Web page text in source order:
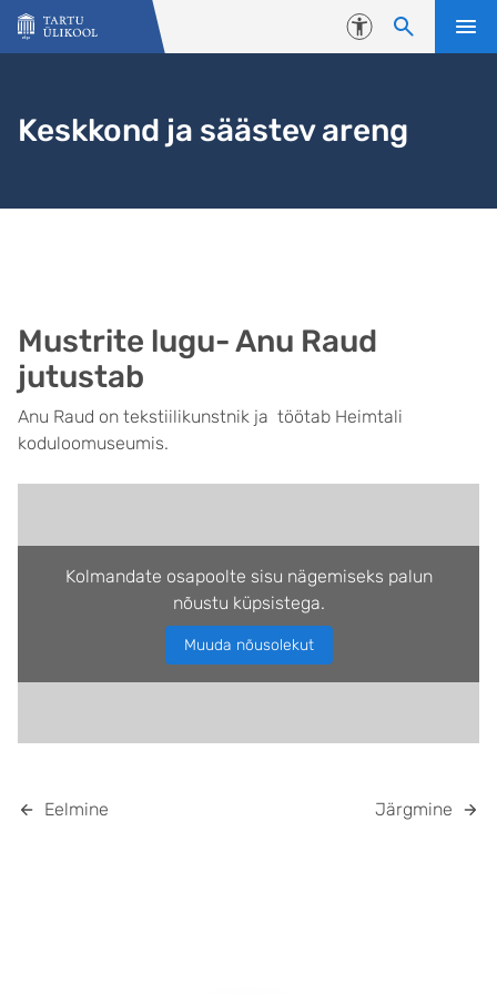
Liigu edasi põhisisu juurde
Juurdepääsetavus
Keskkond ja säästev areng
Mustrite lugu- Anu Raud
jutustab
Anu Raud on tekstiilikunstnik ja töötab Heimtali
koduloomuseumis.
Kolmandate osapoolte sisu nägemiseks palun
nõustu küpsistega.
Muuda nõusolekut
Eelmine Järgmine